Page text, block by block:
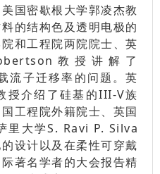
国密歇根大学郭凌杰教
的结构色及透明电极的
和工程院两院院士、英
教授讲解了
流子迁移率的问题。英
授介绍了硅基的III-V族
工程院外籍院士、英国
里大学S. Ravi P. Silva
设计以及在柔性可穿戴
著名学者的大会报告精